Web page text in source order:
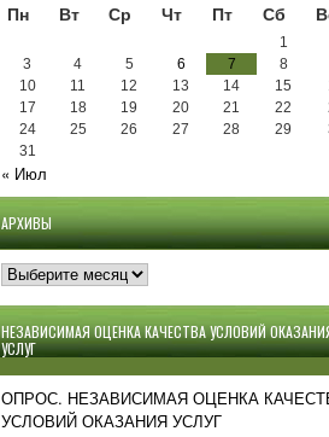
Пн
Вт Ср Чт Пт Сб
1
3
4 5 6 7 8
10
11 12 13 14 15
17
18 19 20 21 22
24
25 26 27 28 29
31
« Июл
АРХИВЫ
Архивы
НЕЗАВИСИМАЯ ОЦЕНКА КАЧЕСТВА УСЛОВИЙ
УСЛУГ
ОПРОС. НЕЗАВИСИМАЯ ОЦЕНКА
УСЛОВИЙ ОКАЗАНИЯ УСЛУГ